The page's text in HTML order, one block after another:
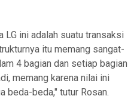
LG ini adalah suatu transaksi
itu memang sangat-
4 bagian dan setiap bagian
memang karena nilai ini
beda-beda," tutur Rosan.